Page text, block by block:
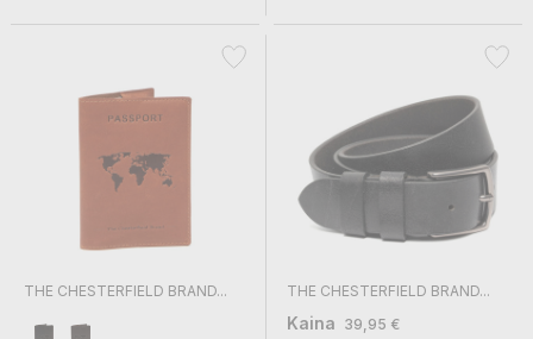
THE CHESTERFIELD BRAND... THE CHESTERFIELD BRAND...
Kaina 39,95 €